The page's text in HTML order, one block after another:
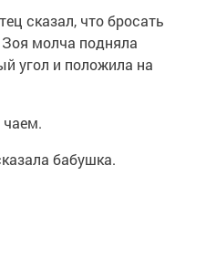
сказал, что бросать
молча подняла
угол и положила на
чаем.
бабушка.